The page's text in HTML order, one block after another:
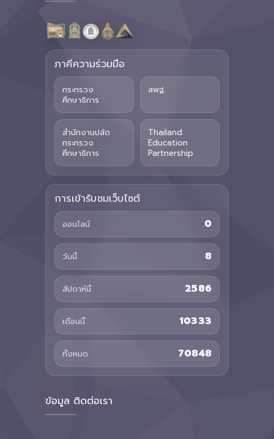
ภาคีความร่วมมือ
กระทรวง
ศึกษาธิการ
สพฐ.
สำนักงานปลัด
กระทรวง
ศึกษาธิการ
Thailand
Education
Partnership
การเข้ารับชมเว็บไซต์
ออนไลน์ 0
วันนี้ 8
สัปดาห์นี้ 2586
เดือนนี้ 10333
ทั้งหมด 70848
ข้อมูล ติดต่อเรา